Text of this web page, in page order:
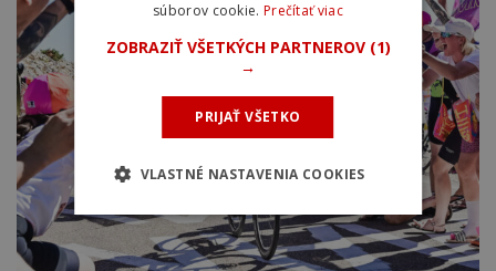
súborov cookie. Prečítať viac
ZOBRAZIŤ VŠETKÝCH PARTNEROV (1)
→
PRIJAŤ VŠETKO
VLASTNÉ NASTAVENIA COOKIES